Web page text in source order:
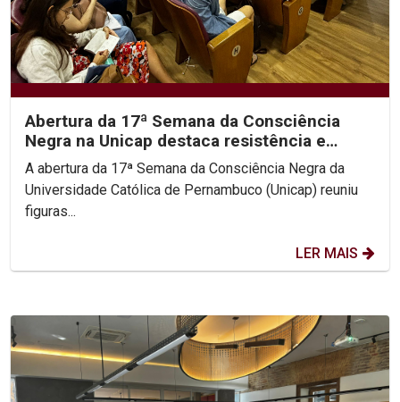
Abertura da 17ª Semana da Consciência
Negra na Unicap destaca resistência e
protagonismo do...
A abertura da 17ª Semana da Consciência Negra da
Universidade Católica de Pernambuco (Unicap) reuniu
figuras...
LER MAIS